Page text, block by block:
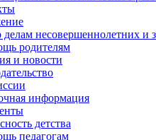
несовершеннолетних и
родителям
и новости
информация
детства
педагогам